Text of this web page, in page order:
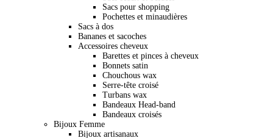
Sacs pour shopping
Pochettes et minaudières
Sacs à dos
Bananes et sacoches
Accessoires cheveux
Barettes et pinces à cheveux
Bonnets satin
Chouchous wax
Serre-tête croisé
Turbans wax
Bandeaux Head-band
Bandeaux croisés
Bijoux Femme
Bijoux artisanaux